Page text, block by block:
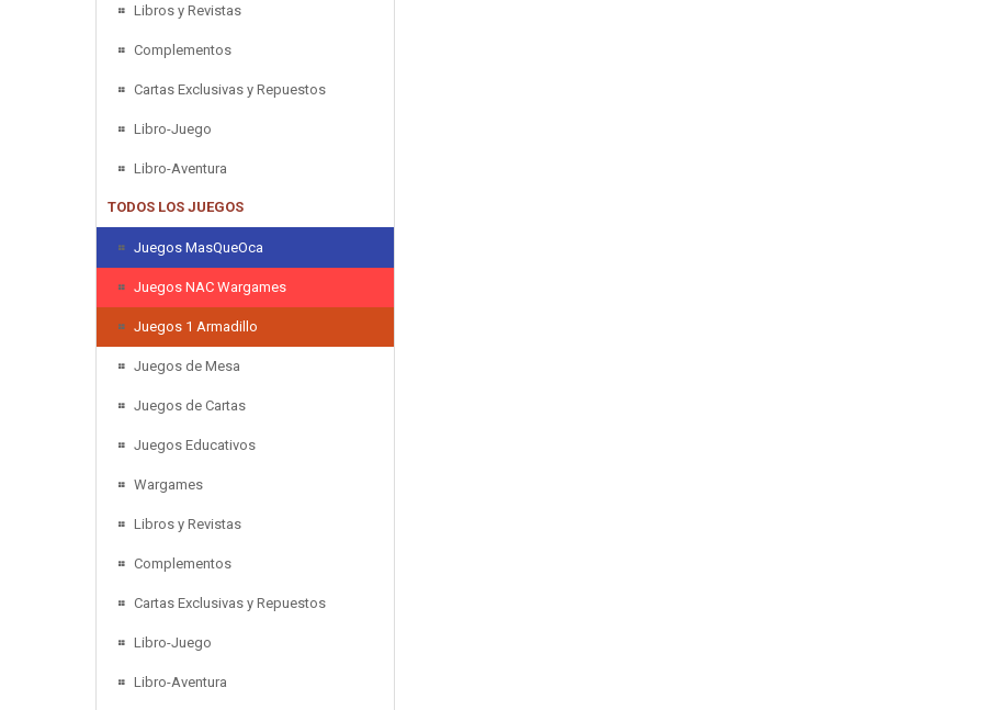
Libros y Revistas
Complementos
Cartas Exclusivas y Repuestos
Libro-Juego
Libro-Aventura
TODOS LOS JUEGOS
Juegos MasQueOca
Juegos NAC Wargames
Juegos 1 Armadillo
Juegos de Mesa
Juegos de Cartas
Juegos Educativos
Wargames
Libros y Revistas
Complementos
Cartas Exclusivas y Repuestos
Libro-Juego
Libro-Aventura